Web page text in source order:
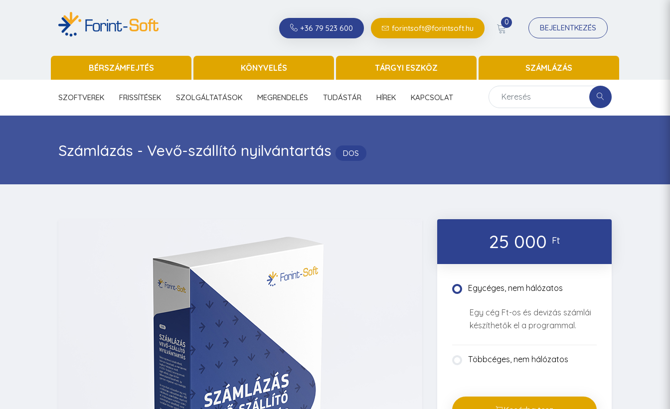
+36 79 523 600 forintsoft@forintsoft.hu
0
BEJELENTKEZÉS
BÉRSZÁMFEJTÉS KÖNYVELÉS TÁRGYI ESZKÖZ SZÁMLÁZÁS
SZOFTVEREK FRISSÍTÉSEK SZOLGÁLTATÁSOK MEGRENDELÉS TUDÁSTÁR HÍREK KAPCSOLAT
Számlázás - Vevő-szállító nyilvántartás DOS
25 000 Ft
Egycéges, nem hálózatos
Egy cég Ft-os és devizás számlái
készíthetők el a programmal.
Többcéges, nem hálózatos